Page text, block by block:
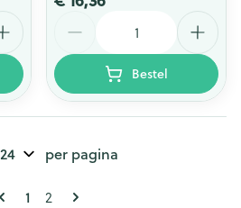
Bestel
Pagina's
U lees momenteel pagina
1 Pagina
2
per pagina